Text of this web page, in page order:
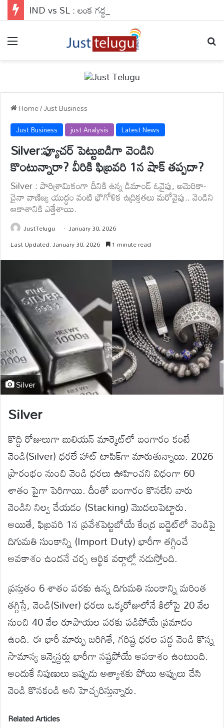
Home/Just Business
Just Business just Analysis Latest News
Silver:ఫ్యూచర్ పెట్టుబడిగా వెండిని
కొంటున్నారా? వీరికి ఫిబ్రవరి 1న షాక్ తప్పదా?
Silver : పారిశ్రామికంగా దీనికి ఉన్న డిమాండ్ ఓవైపు, అమెరికా-
చైనా వాణిజ్య యుద్ధం వంటి భౌగోళిక ఉద్రిక్తతలు మరోవైపు.. వెండిని
ఆకాశానికి ఎత్తేశాయి.
JustTelugu
January 30, 2026
Last Updated: January 30, 2026
1 minute read
Silver
Silver
కొద్ది రోజులుగా బులియన్ మార్కెట్‌లో బంగారం కంటే
వెండి(Silver) ధరలే హాట్ టాపిక్‌గా మారుతున్నాయి. 2026
ప్రారంభం నుంచి వెండి ధరలు ఊహించని విధంగా 60
శాతం పైగా పెరిగాయి. దీంతో బంగారం కొనలేని వారు
వెండిని నిల్వ చేయడం (Stacking) మొదలుపెట్టారు.
అయితే, ఫిబ్రవరి 1న ప్రవేశపెట్టబోయే కేంద్ర బడ్జెట్‌లో వెండిపై
దిగుమతి సుంకాన్ని (Import Duty) భారీగా తగ్గించే
అవకాశం ఉందనే చర్చ ఆర్థిక వర్గాల్లో నడుస్తోంది.
ప్రస్తుతం 6 శాతం వరకు ఉన్న దిగుమతి సుంకాన్ని మరింత
తగ్గిస్తే, వెండి(Silver) ధరలు ఒక్కరోజులోనే కిలోపై 20 వేల
నుంచి 40 వేల రూపాయల వరకు పడిపోయే ప్రమాదం
ఉంది. ఈ భారీ మార్పు జరిగితే, గరిష్ట ధరల వద్ద వెండి కొన్న
సామాన్య ఇన్వెస్టర్లు భారీగా నష్టపోయే అవకాశం ఉంటుంది.
అందుకే నిపుణులు ఇప్పుడు అత్యాశకు పోయి అప్పులు చేసి
వెండి కొనకండి అని హెచ్చరిస్తున్నారు.
Related Articles